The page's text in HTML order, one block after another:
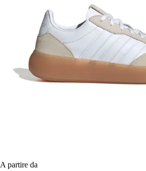
A partire da